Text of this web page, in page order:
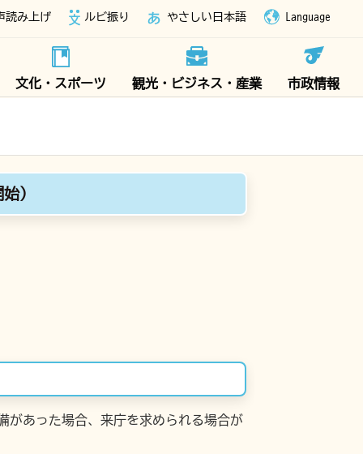
読み上げ ルビ振り やさしい日本語 Language
文化・スポーツ 観光・ビジネス・産業 市政情報
）
があった場合、来庁を求められる場合が